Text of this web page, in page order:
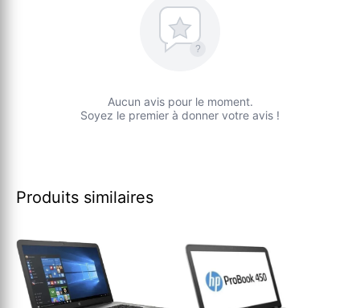
?
Aucun avis pour le moment.
Soyez le premier à donner votre avis !
Produits similaires